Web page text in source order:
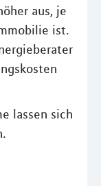
aus, je
ist.
lassen sich